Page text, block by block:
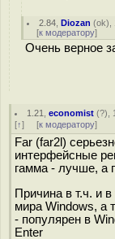
2.84 ,Diozan (ok),
[к модератору]
Очень верное
1.21 ,economist (?),
[↑] [к модератору]
Far (far2l)
интерфейсные
гамма - лучше, а
Причина в т.ч. и
мира Windows, а
- популярен в
Enter